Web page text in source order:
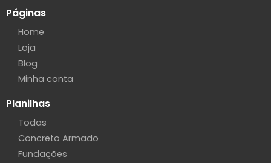
Páginas
Home
Loja
Blog
Minha conta
Planilhas
Todas
Concreto Armado
Fundações